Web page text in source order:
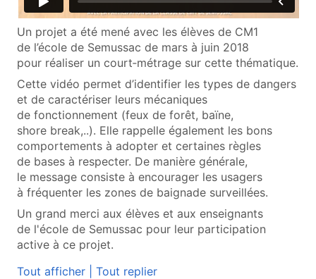
Un projet a été mené avec les élèves de CM1
de l’école de Semussac de mars à juin 2018
pour réaliser un court‑métrage sur cette thématique.
Cette vidéo permet d’identifier les types de dangers
et de caractériser leurs mécaniques
de fonctionnement (feux de forêt, baïne,
shore break,..). Elle rappelle également les bons
comportements à adopter et certaines règles
de bases à respecter. De manière générale,
le message consiste à encourager les usagers
à fréquenter les zones de baignade surveillées.
Un grand merci aux élèves et aux enseignants
de l'école de Semussac pour leur participation
active à ce projet.
Tout afficher
Tout replier